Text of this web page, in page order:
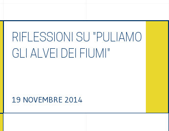
RIFLESSIONI SU "PULIAMO
GLI ALVEI DEI FIUMI"
19 NOVEMBRE 2014